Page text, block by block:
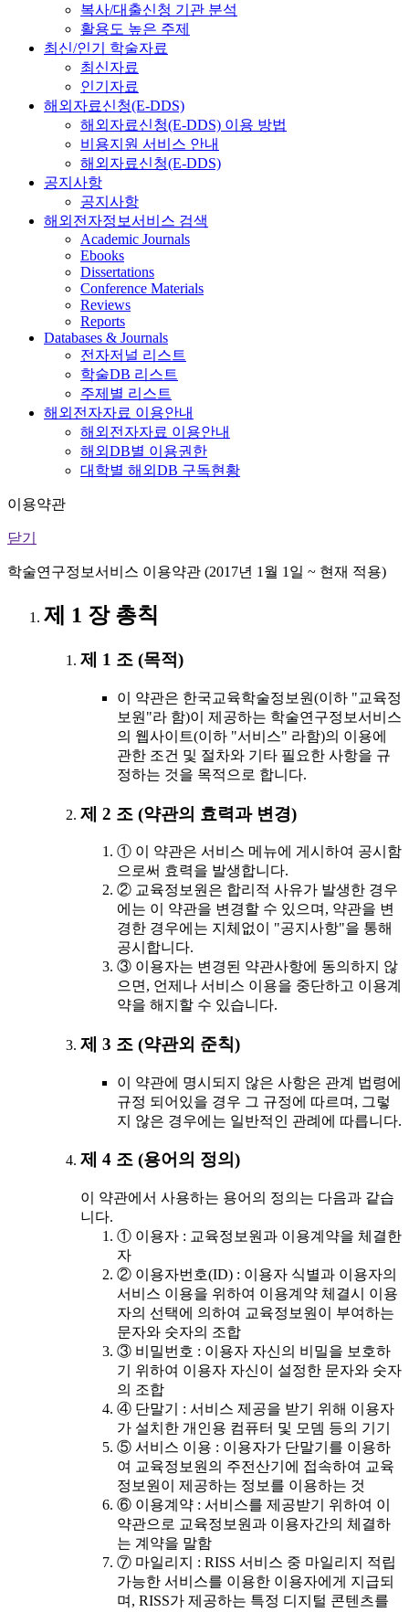
복사/대출신청 기관 분석
활용도 높은 주제
최신/인기 학술자료
최신자료
인기자료
해외자료신청(E-DDS)
해외자료신청(E-DDS) 이용 방법
비용지원 서비스 안내
해외자료신청(E-DDS)
공지사항
공지사항
해외전자정보서비스 검색
Academic Journals
Ebooks
Dissertations
Conference Materials
Reviews
Reports
Databases & Journals
전자저널 리스트
학술DB 리스트
주제별 리스트
해외전자자료 이용안내
해외전자자료 이용안내
해외DB별 이용권한
대학별 해외DB 구독현황
이용약관
닫기
학술연구정보서비스 이용약관 (2017년 1월 1일 ~ 현재 적용)
제 1 장 총칙
제 1 조 (목적)
이 약관은 한국교육학술정보원(이하 "교육정
보원"라 함)이 제공하는 학술연구정보서비스
의 웹사이트(이하 "서비스" 라함)의 이용에
관한 조건 및 절차와 기타 필요한 사항을 규
정하는 것을 목적으로 합니다.
제 2 조 (약관의 효력과 변경)
① 이 약관은 서비스 메뉴에 게시하여 공시함
으로써 효력을 발생합니다.
② 교육정보원은 합리적 사유가 발생한 경우
에는 이 약관을 변경할 수 있으며, 약관을 변
경한 경우에는 지체없이 "공지사항"을 통해
공시합니다.
③ 이용자는 변경된 약관사항에 동의하지 않
으면, 언제나 서비스 이용을 중단하고 이용계
약을 해지할 수 있습니다.
제 3 조 (약관외 준칙)
이 약관에 명시되지 않은 사항은 관계 법령에
규정 되어있을 경우 그 규정에 따르며, 그렇
지 않은 경우에는 일반적인 관례에 따릅니다.
제 4 조 (용어의 정의)
이 약관에서 사용하는 용어의 정의는 다음과 같습
니다.
① 이용자 : 교육정보원과 이용계약을 체결한
자
② 이용자번호(ID) : 이용자 식별과 이용자의
서비스 이용을 위하여 이용계약 체결시 이용
자의 선택에 의하여 교육정보원이 부여하는
문자와 숫자의 조합
③ 비밀번호 : 이용자 자신의 비밀을 보호하
기 위하여 이용자 자신이 설정한 문자와 숫자
의 조합
④ 단말기 : 서비스 제공을 받기 위해 이용자
가 설치한 개인용 컴퓨터 및 모뎀 등의 기기
⑤ 서비스 이용 : 이용자가 단말기를 이용하
여 교육정보원의 주전산기에 접속하여 교육
정보원이 제공하는 정보를 이용하는 것
⑥ 이용계약 : 서비스를 제공받기 위하여 이
약관으로 교육정보원과 이용자간의 체결하
는 계약을 말함
⑦ 마일리지 : RISS 서비스 중 마일리지 적립
가능한 서비스를 이용한 이용자에게 지급되
며, RISS가 제공하는 특정 디지털 콘텐츠를